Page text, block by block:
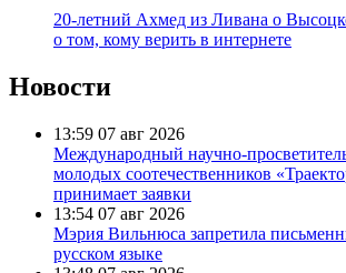
20-летний Ахмед из Ливана о
о том, кому верить в интернете
Новости
13:59 07 авг 2026
Международный научно-
молодых соотечественников
принимает заявки
13:54 07 авг 2026
Мэрия Вильнюса запретила
русском языке